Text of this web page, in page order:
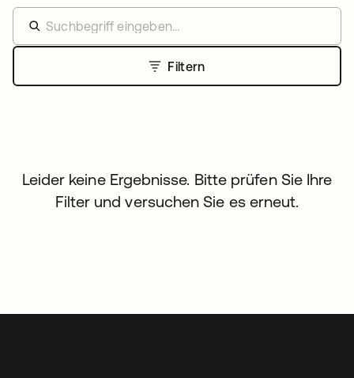
Filtern
Leider keine Ergebnisse. Bitte prüfen Sie Ihre
Filter und versuchen Sie es erneut.